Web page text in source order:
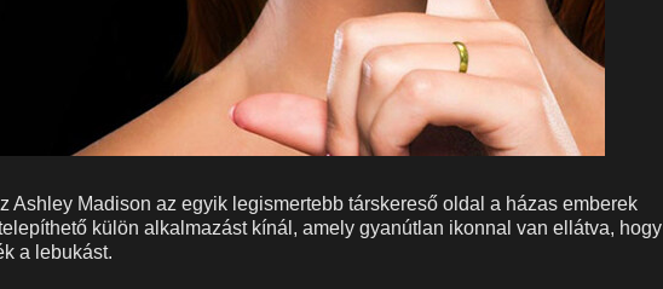
Ashley Madison az egyik legismertebb társkereső oldal a házas emberek
külön alkalmazást kínál, amely gyanútlan ikonnal van ellátva, hogy
a lebukást.